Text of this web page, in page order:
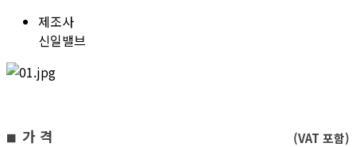
제조사
신일밸브
■ 가 격
(VAT 포함)